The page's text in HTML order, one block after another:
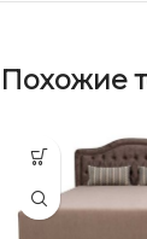
Похожие